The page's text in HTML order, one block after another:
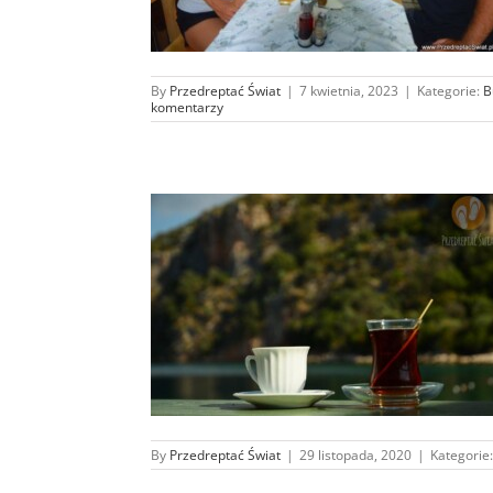
By Przedreptać Świat | 7 kwietnia, 2023 | Kategorie:
komentarzy
By Przedreptać Świat | 29 listopada, 2020 | Kategorie: